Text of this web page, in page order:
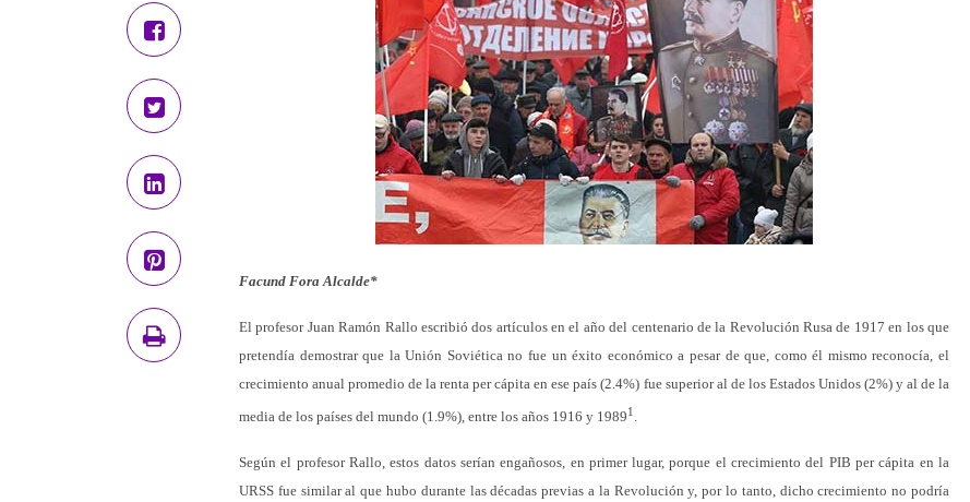
Facund Fora Alcalde*
El profesor Juan Ramón Rallo escribió dos artículos en el año del centenario de la Revolución Rusa de 1917 en los que
pretendía demostrar que la Unión Soviética no fue un éxito económico a pesar de que, como él mismo reconocía, el
crecimiento anual promedio de la renta per cápita en ese país (2.4%) fue superior al de los Estados Unidos (2%) y al de la
media de los países del mundo (1.9%), entre los años 1916 y 19891
Según el profesor Rallo, estos datos serían engañosos, en primer lugar, porque el crecimiento del PIB per cápita en la
URSS fue similar al que hubo durante las décadas previas a la Revolución y, por lo tanto, dicho crecimiento no podría